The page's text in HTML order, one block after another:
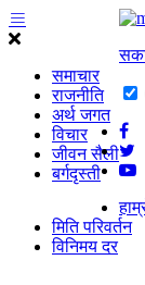
समाचार
राजनीति
अर्थ जगत
विचार
जीवन सैली
बर्गदृस्ती
मिति परिवर्तन
विनिमय दर